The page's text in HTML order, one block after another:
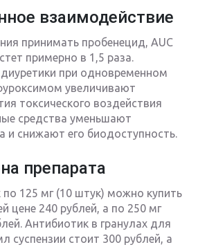
взаимодействие
принимать пробенецид, AUC
примерно в 1,5 раза.
при одновременном
увеличивают
токсического воздействия
средства уменьшают
и снижают его биодоступность.
препарата
по 125 мг (10 штук) можно купить
цене 240 рублей, а по 250 мг
Антибиотик в гранулах для
суспензии стоит 300 рублей, а